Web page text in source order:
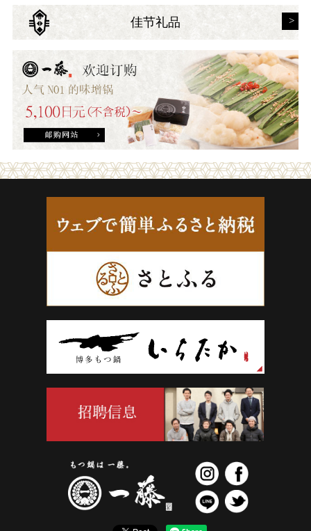
佳节礼品